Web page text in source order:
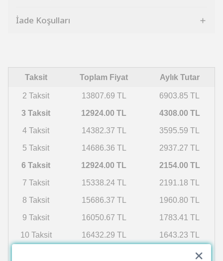
İade Koşulları
Taksit Toplam Fiyat Aylık Tutar
2 Taksit 13807.69 TL 6903.85 TL
3 Taksit 12924.00 TL 4308.00 TL
4 Taksit 14382.37 TL 3595.59 TL
5 Taksit 14686.36 TL 2937.27 TL
6 Taksit 12924.00 TL 2154.00 TL
7 Taksit 15338.24 TL 2191.18 TL
8 Taksit 15686.37 TL 1960.80 TL
9 Taksit 16050.67 TL 1783.41 TL
10 Taksit 16432.29 TL 1643.23 TL
1530.23 TL